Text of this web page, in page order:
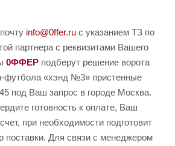
info@0ffer.ru с указанием ТЗ по
партнера с реквизитами Вашего
0ФФЕР подберут решение ворота
футбола «хэнд №3» пристенные
под Ваш запрос в городе Москва.
готовность к оплате, Ваш
при необходимости подготовит
поставки. Для связи с менеджером